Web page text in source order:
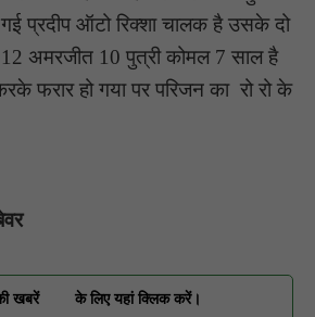
गई प्रदीप ऑटो रिक्शा चालक है उसके दो
12 अमरजीत 10 पुत्री कोमल 7 साल है
फरार हो गया पर परिजन का रो रो के
खबरें के लिए यहां क्लिक करें।